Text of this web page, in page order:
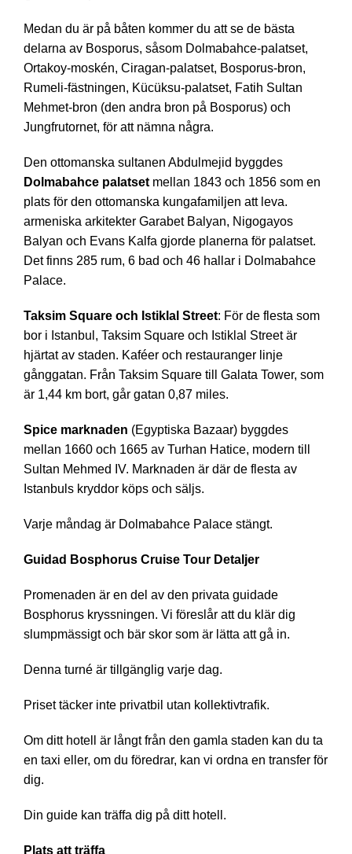
Medan du är på båten kommer du att se de bästa
delarna av Bosporus, såsom Dolmabahce-palatset,
Ortakoy-moskén, Ciragan-palatset, Bosporus-bron,
Rumeli-fästningen, Kücüksu-palatset, Fatih Sultan
Mehmet-bron (den andra bron på Bosporus) och
Jungfrutornet, för att nämna några.
Den ottomanska sultanen Abdulmejid byggdes
Dolmabahce palatset mellan 1843 och 1856 som en
plats för den ottomanska kungafamiljen att leva.
armeniska arkitekter Garabet Balyan, Nigogayos
Balyan och Evans Kalfa gjorde planerna för palatset.
Det finns 285 rum, 6 bad och 46 hallar i Dolmabahce
Palace.
Taksim Square och Istiklal Street: För de flesta som
bor i Istanbul, Taksim Square och Istiklal Street är
hjärtat av staden. Kaféer och restauranger linje
gånggatan. Från Taksim Square till Galata Tower, som
är 1,44 km bort, går gatan 0,87 miles.
Spice marknaden (Egyptiska Bazaar) byggdes
mellan 1660 och 1665 av Turhan Hatice, modern till
Sultan Mehmed IV. Marknaden är där de flesta av
Istanbuls kryddor köps och säljs.
Varje måndag är Dolmabahce Palace stängt.
Guidad Bosphorus Cruise Tour Detaljer
Promenaden är en del av den privata guidade
Bosphorus kryssningen. Vi föreslår att du klär dig
slumpmässigt och bär skor som är lätta att gå in.
Denna turné är tillgänglig varje dag.
Priset täcker inte privatbil utan kollektivtrafik.
Om ditt hotell är långt från den gamla staden kan du ta
en taxi eller, om du föredrar, kan vi ordna en transfer för
dig.
Din guide kan träffa dig på ditt hotell.
Plats att träffa